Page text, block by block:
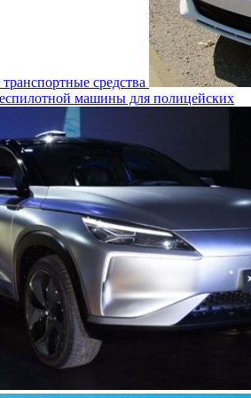
средства
машины для полицейских